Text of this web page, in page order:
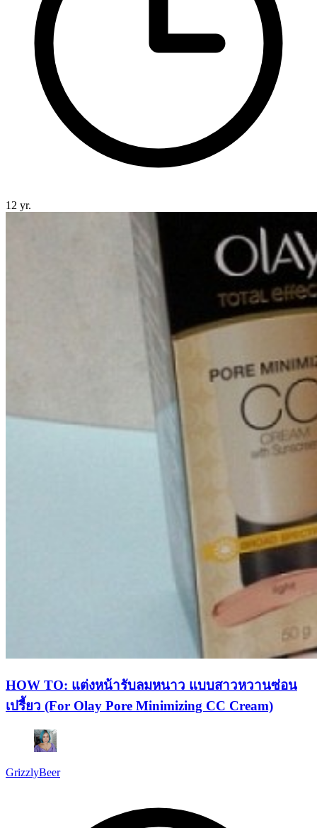
12 yr.
HOW TO: แต่งหน้ารับลมหนาว แบบสาวหวานซ่อน
เปรี้ยว (For Olay Pore Minimizing CC Cream)
GrizzlyBeer